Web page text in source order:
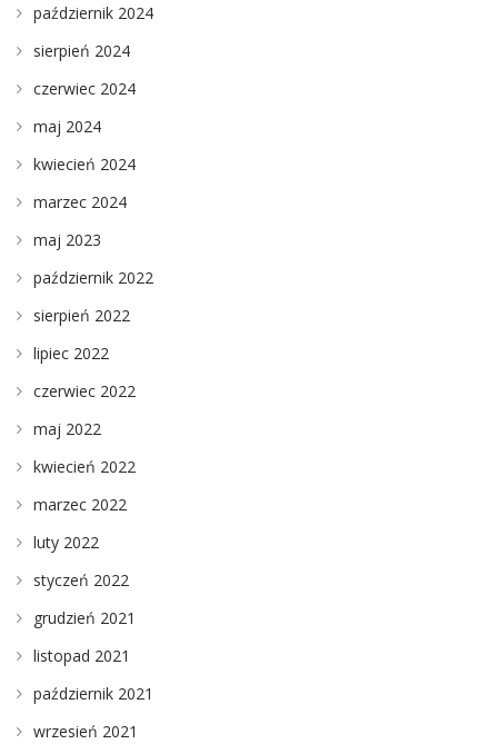
październik 2024
sierpień 2024
czerwiec 2024
maj 2024
kwiecień 2024
marzec 2024
maj 2023
październik 2022
sierpień 2022
lipiec 2022
czerwiec 2022
maj 2022
kwiecień 2022
marzec 2022
luty 2022
styczeń 2022
grudzień 2021
listopad 2021
październik 2021
wrzesień 2021